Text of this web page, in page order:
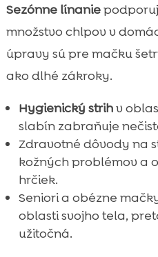
Sezónne línanie
množstvo chlpov v
úpravy sú pre mačku
ako dlhé zákroky.
Hygienický strihv
slabín zabraňuje
Zdravotné dôvody na
kožných problémov a
hrčiek.
Seniori a obézne
oblasti svojho tela,
užitočná.